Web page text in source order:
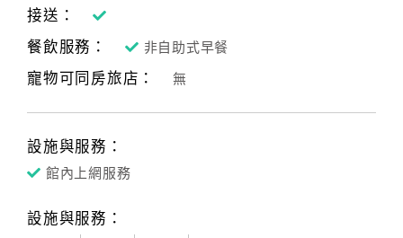
接送：
餐飲服務：
非自助式早餐
寵物可同房旅店： 無
設施與服務：
館內上網服務
設施與服務：